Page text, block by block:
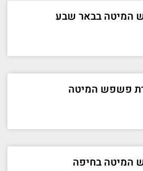
המיטה בבאר שבע
פשפש המיטה
המיטה בחיפה